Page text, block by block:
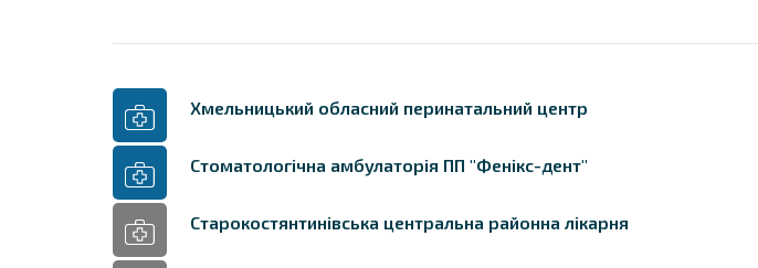
Хмельницький обласний перинатальний центр
Стоматологічна амбулаторія ПП "Фенікс-дент"
Старокостянтинівська центральна районна лікарня